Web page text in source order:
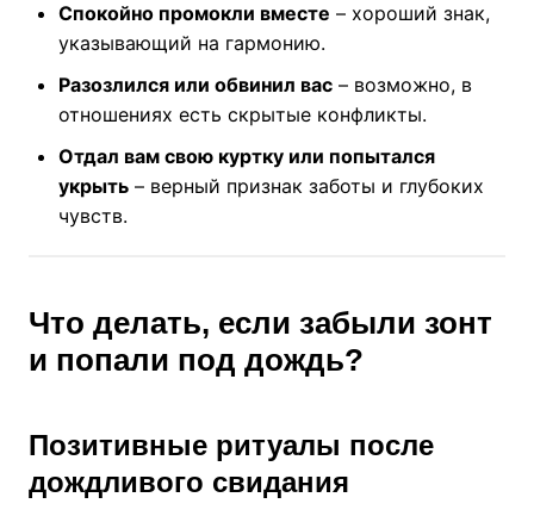
Спокойно промокли вместе – хороший знак,
указывающий на гармонию.
Разозлился или обвинил вас– возможно, в
отношениях есть скрытые конфликты.
Отдал вам свою куртку или попытался
укрыть– верный признак заботы и глубоких
чувств.
Что делать, если забыли зонт
и попали под дождь?
Позитивные ритуалы после
дождливого свидания